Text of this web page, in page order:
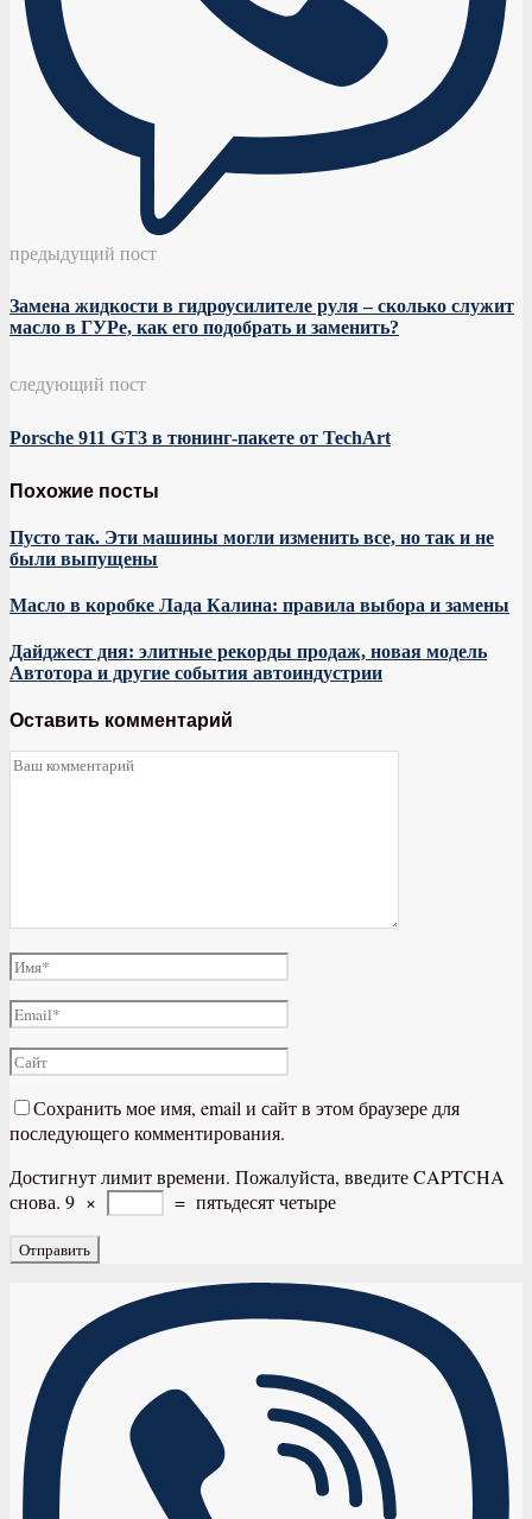
предыдущий пост
Замена жидкости в гидроусилителе руля – сколько служит
масло в ГУРе, как его подобрать и заменить?
следующий пост
Porsche 911 GT3 в тюнинг-пакете от TechArt
Похожие посты
Пусто так. Эти машины могли изменить все, но так и не
были выпущены
Масло в коробке Лада Калина: правила выбора и замены
Дайджест дня: элитные рекорды продаж, новая модель
Автотора и другие события автоиндустрии
Оставить комментарий
Сохранить мое имя, email и сайт в этом браузере для
последующего комментирования.
Достигнут лимит времени. Пожалуйста, введите CAPTCHA
снова. 9 × = пятьдесят четыре